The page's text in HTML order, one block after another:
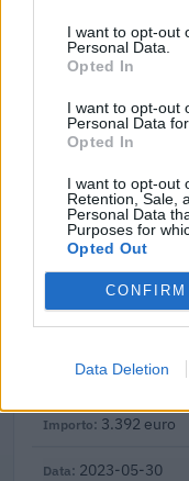
I want to opt-out
Personal Data.
Opted In
I want to opt-out
Personal Data
Opted In
I want to opt-out
Retention, Sale,
Personal Data
Purposes for
Opted Out
CONFIRM
Data Deletion
formazione
esentati ai s
FONDIMPRESA
2025-01-31
per l'assunzione di
L. 178/
inps
4.439 euro
2024-05-20
esentati ai s
3.392 euro
2023-05-30